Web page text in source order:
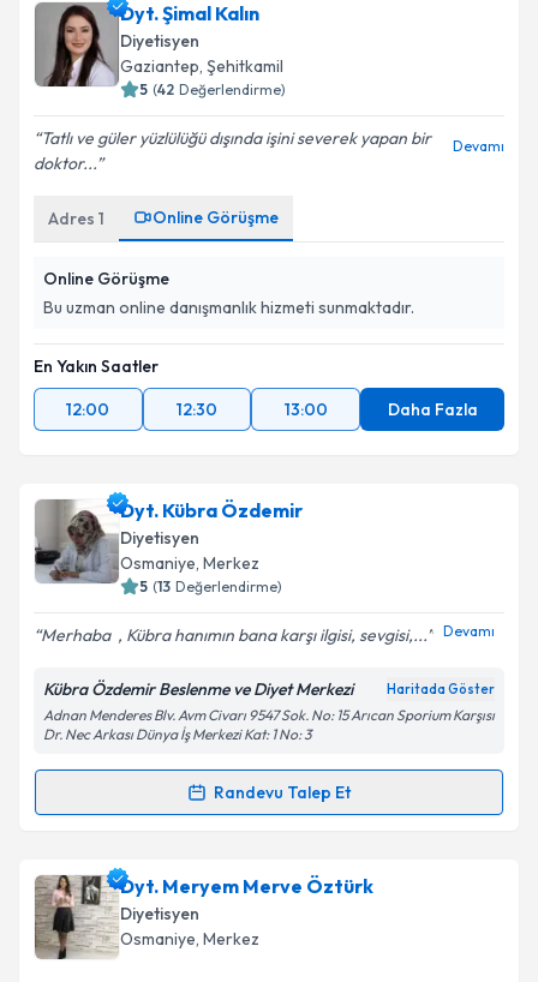
Dyt. Şimal Kalın
Diyetisyen
Gaziantep, Şehitkamil
5 (42 Değerlendirme)
Tatlı ve güler yüzlülüğü dışında işini severek yapan bir
doktor...
Devamı
Adres 1 Online Görüşme
Online Görüşme
Bu uzman online danışmanlık hizmeti sunmaktadır.
En Yakın Saatler
12:00
12:30 13:00 Daha Fazla
Dyt. Kübra Özdemir
Diyetisyen
Osmaniye, Merkez
5 (13 Değerlendirme)
Merhaba ‍️ , Kübra hanımın bana karşı ilgisi, sevgisi,... Devamı
Kübra Özdemir Beslenme ve Diyet Merkezi Haritada Göster
Adnan Menderes Blv. Avm Civarı 9547 Sok. No: 15 Arıcan Sporium Karşısı
Dr. Nec Arkası Dünya İş Merkezi Kat: 1 No: 3
Randevu Talep Et
Randevu Takvimi Talebi
Dyt. Kübra Özdemiriçin randevu takvimi talebi
oluşturun. Size bu uzmandan randevu almanız için bir
takvim hazırlandığında e-posta ile bilgilendireceğiz.
Dyt. Meryem Merve Öztürk
Diyetisyen
Osmaniye, Merkez